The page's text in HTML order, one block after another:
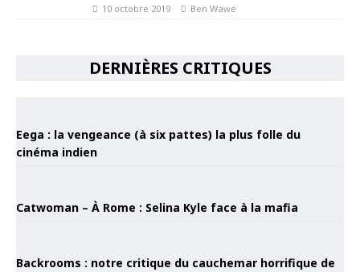
10 octobre 2019 Ben Wawe
DERNIÈRES CRITIQUES
Eega : la vengeance (à six pattes) la plus folle du
cinéma indien
Catwoman – À Rome : Selina Kyle face à la mafia
Backrooms : notre critique du cauchemar horrifique de